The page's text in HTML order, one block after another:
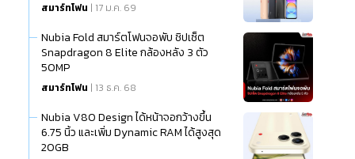
สมาร์ทโฟน | 17 ม.ค. 69
Nubia Fold สมาร์ตโฟนจอพับ ชิปเซ็ต
Snapdragon 8 Elite กล้องหลัง 3 ตัว
50MP
สมาร์ทโฟน | 13 ธ.ค. 68
Nubia V80 Design ได้หน้าจอกว้างขึ้น
6.75 นิ้ว และเพิ่ม Dynamic RAM ได้สูงสุด
20GB